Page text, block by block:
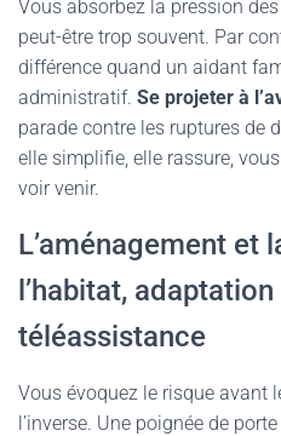
Vous absorbez la pression
peut-être trop souvent. Par
différence quand un aidant
administratif. Se projeter à
parade contre les ruptures de
elle simplifie, elle rassure,
voir venir.
L’aménagement et
l’habitat,
téléassistance
Vous évoquez le risque avant
l’inverse. Une poignée de